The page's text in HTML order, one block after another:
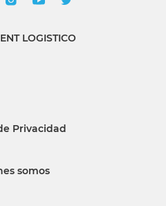
LOGISTICO
Privacidad
somos